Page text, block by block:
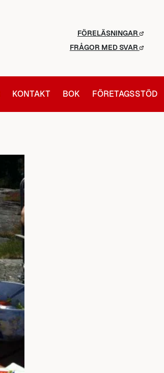
FÖRELÄSNINGAR
FRÅGOR MED SVAR
KONTAKT BOK FÖRETAGSSTÖD